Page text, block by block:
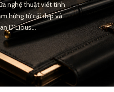
nghệ thuật viết tinh
hứng từ cái đẹp và
D’Lious…